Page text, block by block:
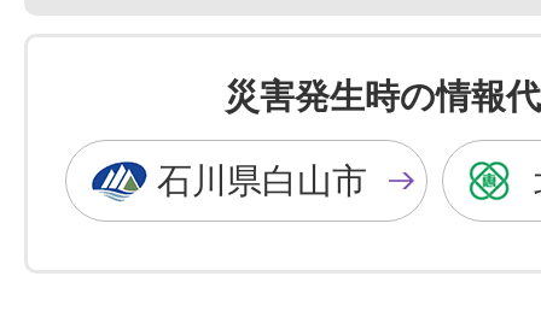
色
を
黒
色
に
色
を
青
色
に
災害発生時の情報
石川県白山市